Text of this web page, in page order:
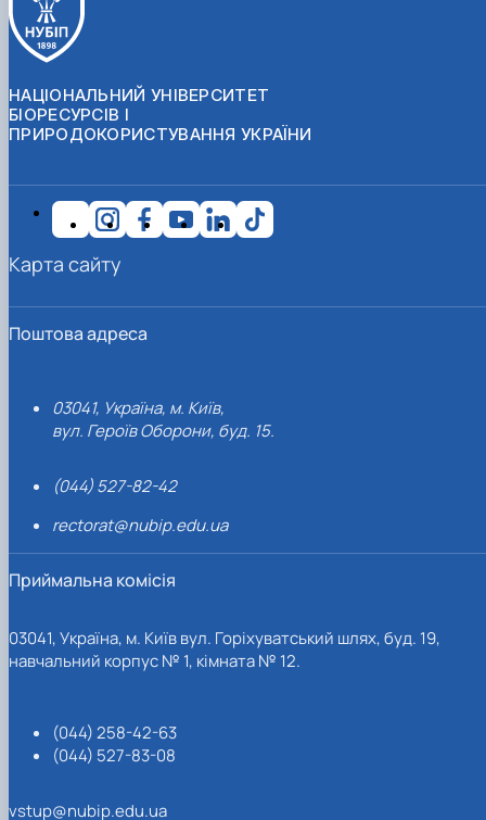
НАЦІОНАЛЬНИЙ УНІВЕРСИТЕТ
БІОРЕСУРСІВ І
ПРИРОДОКОРИСТУВАННЯ УКРАЇНИ
Поштова адреса
03041, Україна, м. Київ,
вул. Героїв Оборони, буд. 15.
(044) 527-82-42
rectorat@nubip.edu.ua
Приймальна комісія
03041, Україна, м. Київ вул. Горіхуватський шлях, буд. 19,
навчальний корпус № 1, кімната № 12.
(044) 258-42-63
(044) 527-83-08
vstup@nubip.edu.ua
Карта сайту